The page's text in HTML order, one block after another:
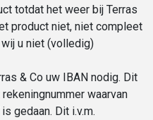
totdat het weer bij Terras
product niet, niet compleet
u niet (volledig)
& Co uw IBAN nodig. Dit
waarvan
gedaan. Dit i.v.m.